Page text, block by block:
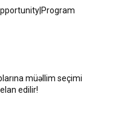
müəllim seçimi
edilir!